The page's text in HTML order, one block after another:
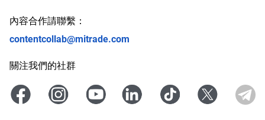
內容合作請聯繫：
contentcollab@mitrade.com
關注我們的社群